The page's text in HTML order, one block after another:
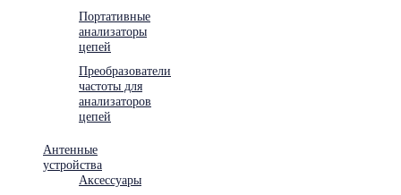
Портативные
анализаторы
цепей
Преобразователи
частоты для
анализаторов
цепей
Антенные
устройства
Аксессуары